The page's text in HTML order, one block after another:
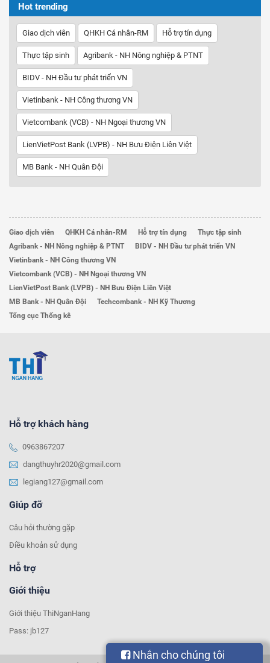
Hot trending
Giao dịch viên QHKH Cá nhân-RM Hỗ trợ tín dụng
Thực tập sinh Agribank - NH Nông nghiệp & PTNT
BIDV - NH Đầu tư phát triển VN
Vietinbank - NH Công thương VN
Vietcombank (VCB) - NH Ngoại thương VN
LienVietPost Bank (LVPB) - NH Bưu Điện Liên Việt
MB Bank - NH Quân Đội
Giao dịch viên QHKH Cá nhân-RM Hỗ trợ tín dụng
Thực tập sinh
Agribank - NH Nông nghiệp & PTNT
BIDV - NH Đầu tư phát triển VN
Vietinbank - NH Công thương VN
Vietcombank (VCB) - NH Ngoại thương VN
LienVietPost Bank (LVPB) - NH Bưu Điện Liên Việt
MB Bank - NH Quân Đội
Techcombank - NH Kỹ Thương
Tổng cục Thống kê
Hỗ trợ khách hàng
0963867207
dangthuyhr2020@gmail.com
legiang127@gmail.com
Giúp đỡ
Câu hỏi thường gặp
Điều khoản sử dụng
Hỗ trợ
Giới thiệu
Giới thiệu ThiNganHang
Pass: jb127
Nhắn cho chúng tôi